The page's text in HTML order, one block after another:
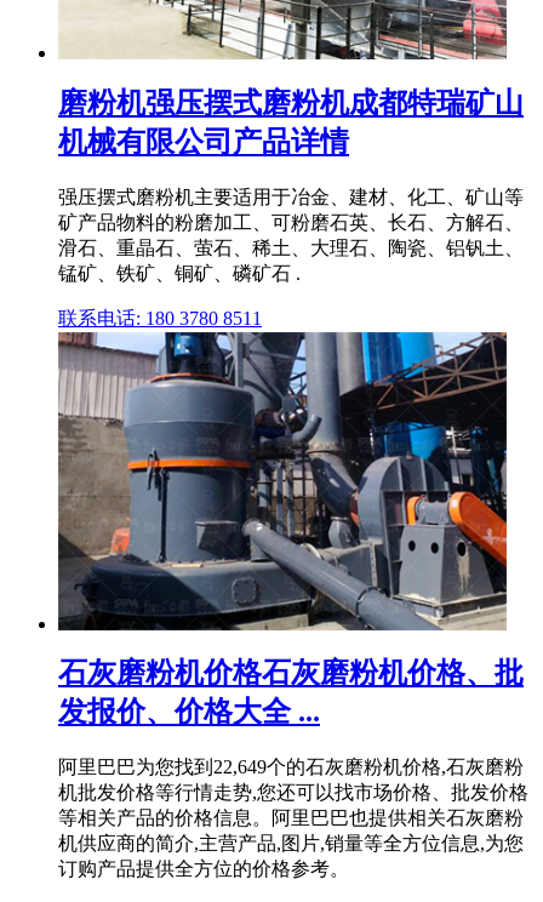
磨粉机强压摆式磨粉机成都特瑞矿山
机械有限公司产品详情
强压摆式磨粉机主要适用于冶金、建材、化工、矿山等
矿产品物料的粉磨加工、可粉磨石英、长石、方解石、
滑石、重晶石、萤石、稀土、大理石、陶瓷、铝钒土、
锰矿、铁矿、铜矿、磷矿石 .
联系电话: 180 3780 8511
石灰磨粉机价格石灰磨粉机价格、批
发报价、价格大全 ...
阿里巴巴为您找到22,649个的石灰磨粉机价格,石灰磨粉
机批发价格等行情走势,您还可以找市场价格、批发价格
等相关产品的价格信息。阿里巴巴也提供相关石灰磨粉
机供应商的简介,主营产品,图片,销量等全方位信息,为您
订购产品提供全方位的价格参考。